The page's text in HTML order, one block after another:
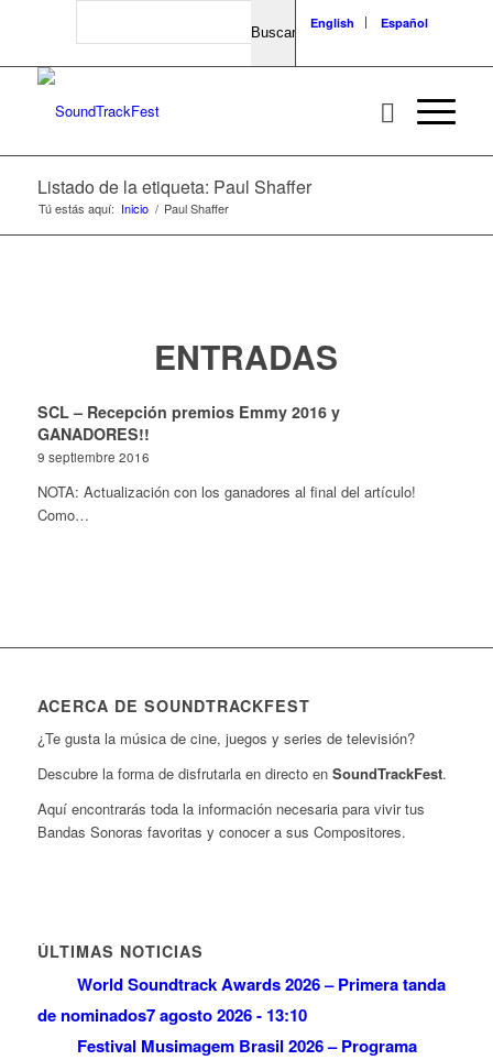
Search
English Español
Listado de la etiqueta: Paul Shaffer
Tú estás aquí: Inicio / Paul Shaffer
ENTRADAS
SCL – Recepción premios Emmy 2016 y
GANADORES!!
9 septiembre 2016
NOTA: Actualización con los ganadores al final del artículo!
Como…
ACERCA DE SOUNDTRACKFEST
¿Te gusta la música de cine, juegos y series de televisión?
Descubre la forma de disfrutarla en directo en SoundTrackFest.
Aquí encontrarás toda la información necesaria para vivir tus
Bandas Sonoras favoritas y conocer a sus Compositores.
ÚLTIMAS NOTICIAS
World Soundtrack Awards 2026 – Primera tanda
de nominados7 agosto 2026 - 13:10
Festival Musimagem Brasil 2026 – Programa